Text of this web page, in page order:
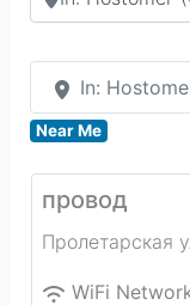
In:
Near Me
провод
Пролетарская
WiFi